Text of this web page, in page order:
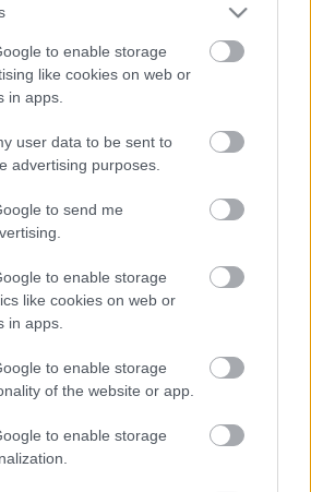
to enable storage
like cookies on web or
in apps.
user data to be sent to
advertising purposes.
to send me
to enable storage
like cookies on web or
in apps.
to enable storage
of the website or app.
to enable storage
- érdemes komikusan
nevetünk a próbákon" -
15-én nemzetközi
amelynek egyik előadója
a Columbia Egyetem
Bálintzongoraművész,
Linzben
dolgozott a kísérleti
szabadúszóként dolgozott